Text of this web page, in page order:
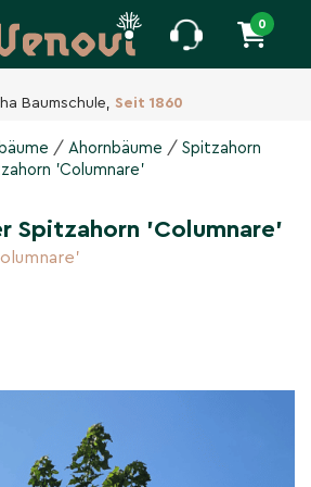
0
Baumschule, Seit 1860
/ Ahornbäume / Spitzahorn
'Columnare'
Spitzahorn 'Columnare'